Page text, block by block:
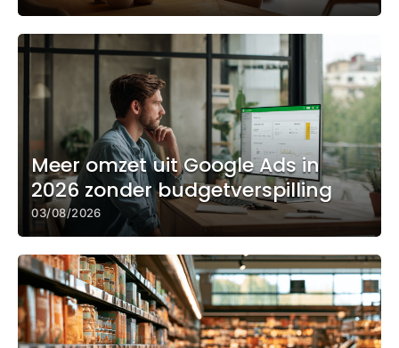
Meer omzet uit Google Ads in
2026 zonder budgetverspilling
03/08/2026